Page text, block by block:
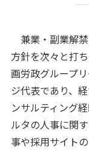
兼業・副業解
方針を次々と打
画労政グループ
ジ代表であり、
ンサルティング
ルタの人事に関
事や採用サイト